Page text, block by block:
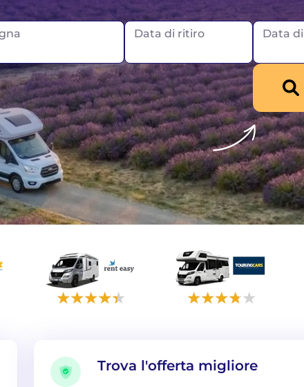
Scozia
Data di ritiro Data
Trova l'offerta migliore